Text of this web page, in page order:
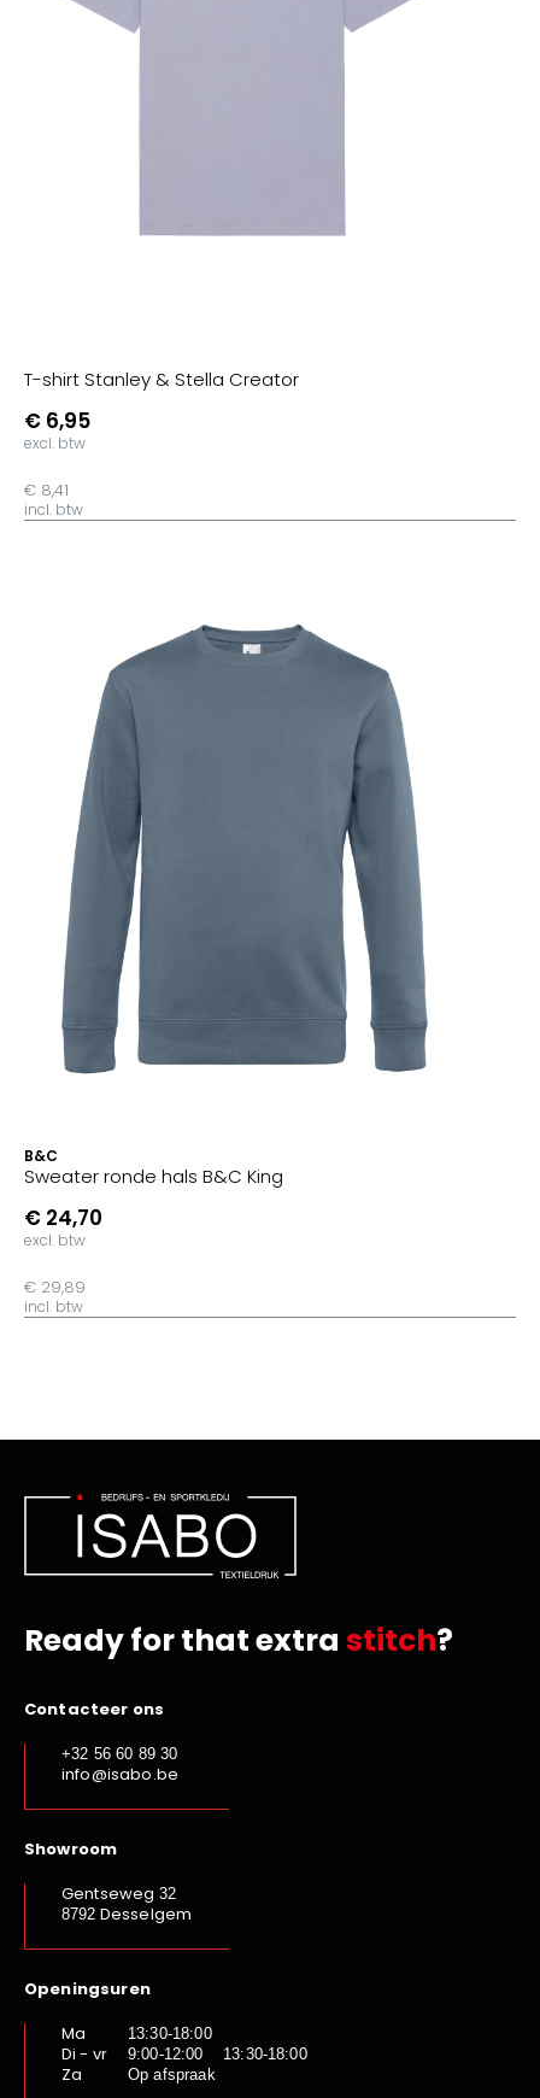
T-shirt Stanley & Stella Creator
€ 6,95
excl. btw
€ 8,41
incl. btw
B&C
Sweater ronde hals B&C King
€ 24,70
excl. btw
€ 29,89
incl. btw
Ready for that extra stitch?
Contacteer ons
+32 56 60 89 30
info@isabo.be
Showroom
Gentseweg 32
8792 Desselgem
Openingsuren
Ma
13:30-18:00
Di - vr 9:00-12:00 13:30-18:00
Za Op afspraak